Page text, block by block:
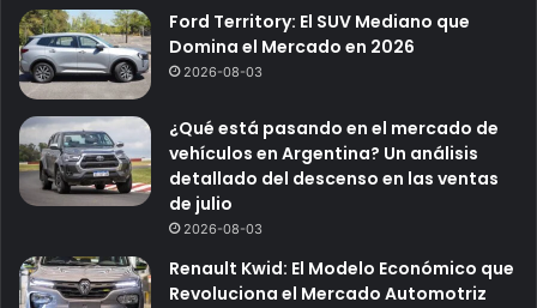
Ford Territory: El SUV Mediano que
Domina el Mercado en 2026
2026-08-03
¿Qué está pasando en el mercado de
vehículos en Argentina? Un análisis
detallado del descenso en las ventas
de julio
2026-08-03
Renault Kwid: El Modelo Económico que
Revoluciona el Mercado Automotriz